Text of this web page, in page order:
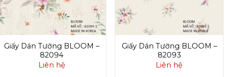
Giấy Dán Tường BLOOM –
82094
Liên hệ
Giấy Dán Tường BLOOM –
82093
Liên hệ